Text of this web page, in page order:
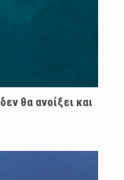
θα ανοίξει και